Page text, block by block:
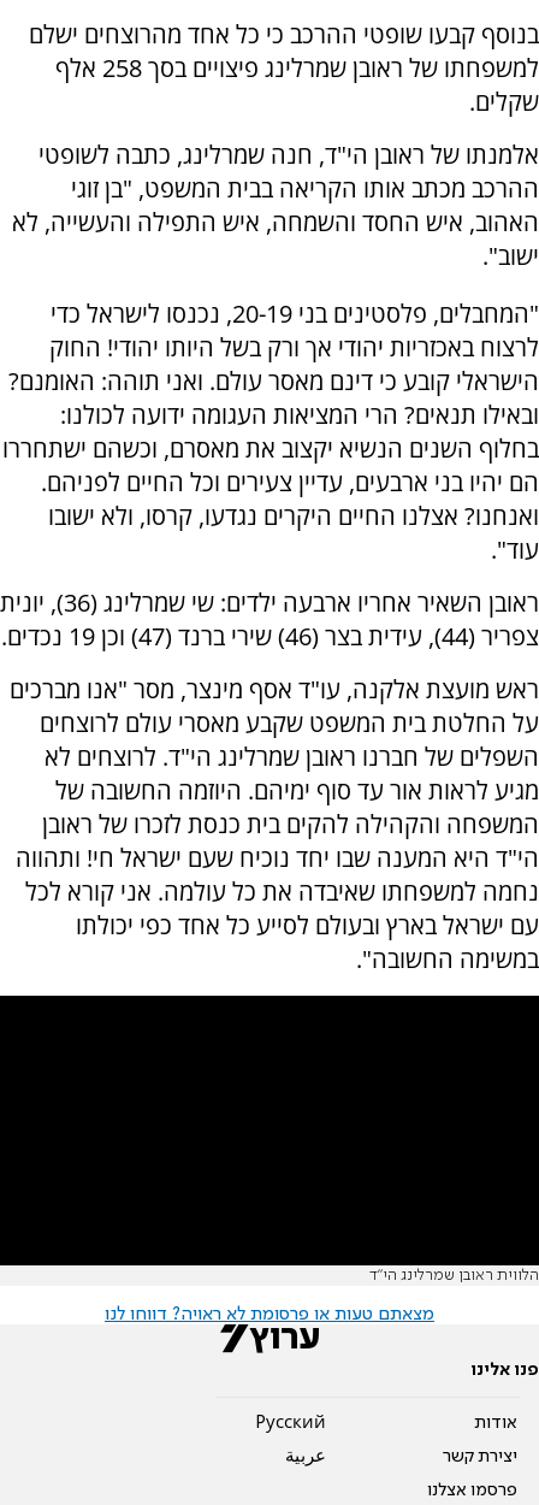
בנוסף קבעו שופטי ההרכב כי כל אחד מהרוצחים ישלם
למשפחתו של ראובן שמרלינג פיצויים בסך 258 אלף
שקלים.
אלמנתו של ראובן הי"ד, חנה שמרלינג, כתבה לשופטי
ההרכב מכתב אותו הקריאה בבית המשפט, "בן זוגי
האהוב, איש החסד והשמחה, איש התפילה והעשייה, לא
ישוב".
"המחבלים, פלסטינים בני 20-19, נכנסו לישראל כדי
לרצוח באכזריות יהודי אך ורק בשל היותו יהודי! החוק
הישראלי קובע כי דינם מאסר עולם. ואני תוהה: האומנם?
ובאילו תנאים? הרי המציאות העגומה ידועה לכולנו:
בחלוף השנים הנשיא יקצוב את מאסרם, וכשהם ישתחררו
הם יהיו בני ארבעים, עדיין צעירים וכל החיים לפניהם.
ואנחנו? אצלנו החיים היקרים נגדעו, קרסו, ולא ישובו
עוד".
ראובן השאיר אחריו ארבעה ילדים: שי שמרלינג (36), יונית
צפריר (44), עידית בצר (46) שירי ברנד (47) וכן 19 נכדים.
ראש מועצת אלקנה, עו"ד אסף מינצר, מסר "אנו מברכים
על החלטת בית המשפט שקבע מאסרי עולם לרוצחים
השפלים של חברנו ראובן שמרלינג הי"ד. לרוצחים לא
מגיע לראות אור עד סוף ימיהם. היוזמה החשובה של
המשפחה והקהילה להקים בית כנסת לזכרו של ראובן
הי"ד היא המענה שבו יחד נוכיח שעם ישראל חי! ותהווה
נחמה למשפחתו שאיבדה את כל עולמה. אני קורא לכל
עם ישראל בארץ ובעולם לסייע כל אחד כפי יכולתו
במשימה החשובה".
הלווית ראובן שמרלינג הי"ד
מצאתם טעות או פרסומת לא ראויה? דווחו לנו
פנו אלינו
אודות
יצירת קשר
פרסמו אצלנו
Pусский
عربية